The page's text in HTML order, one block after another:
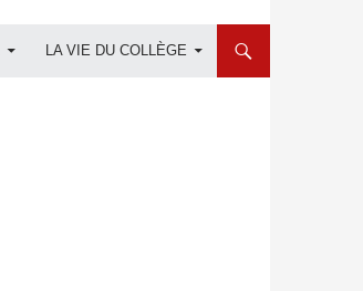
LA VIE DU COLLÈGE